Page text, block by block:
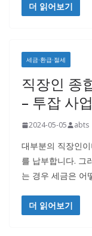
더 읽어보기
세금·환급·절세
직장인 종
– 투잡 사
2024-05-05 abts
대부분의 직장인
를 납부합니다. 그
는 경우 세금은 어
더 읽어보기